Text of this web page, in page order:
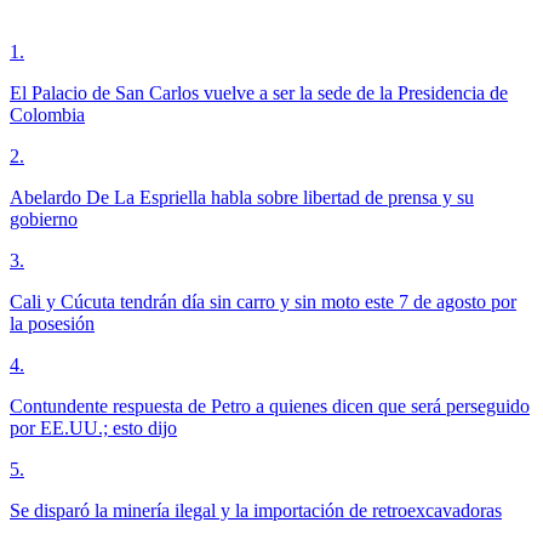
1 .
El Palacio de San Carlos vuelve a ser la sede de la Presidencia de
Colombia
2.
Abelardo De La Espriella habla sobre libertad de prensa y su
gobierno
3.
Cali y Cúcuta tendrán día sin carro y sin moto este 7 de agosto por
la posesión
4.
Contundente respuesta de Petro a quienes dicen que será perseguido
por EE.UU.; esto dijo
5.
Se disparó la minería ilegal y la importación de retroexcavadoras